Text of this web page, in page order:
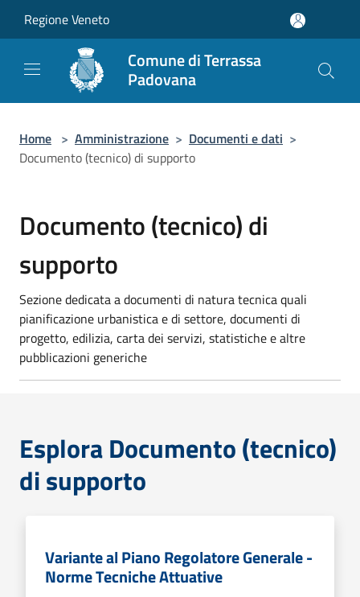
Regione Veneto
Comune di Terrassa
Padovana
Home > Amministrazione > Documenti e dati >
Documento (tecnico) di supporto
Documento (tecnico) di
supporto
Sezione dedicata a documenti di natura tecnica quali
pianificazione urbanistica e di settore, documenti di
progetto, edilizia, carta dei servizi, statistiche e altre
pubblicazioni generiche
Esplora Documento (tecnico)
di supporto
Variante al Piano Regolatore Generale -
Norme Tecniche Attuative